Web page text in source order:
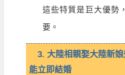
這些特質是巨大優勢
要。
3. 大陸相親娶大陸新娘
能立即結婚